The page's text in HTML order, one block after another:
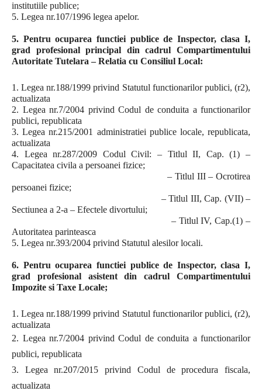
institutiile publice;
5. Legea nr.107/1996 legea apelor.
5. Pentru ocuparea functiei publice de Inspector, clasa I,
grad profesional principal din cadrul Compartimentului
Autoritate Tutelara – Relatia cu Consiliul Local:
1. Legea nr.188/1999 privind Statutul functionarilor publici, (r2),
actualizata
2. Legea nr.7/2004 privind Codul de conduita a functionarilor
publici, republicata
3. Legea nr.215/2001 administratiei publice locale, republicata,
actualizata
4. Legea nr.287/2009 Codul Civil: – Titlul II, Cap. (1) –
Capacitatea civila a persoanei fizice;
– Titlul III – Ocrotirea
persoanei fizice;
– Titlul III, Cap. (VII) –
Sectiunea a 2-a – Efectele divortului;
– Titlul IV, Cap.(1) –
Autoritatea parinteasca
5. Legea nr.393/2004 privind Statutul alesilor locali.
6. Pentru ocuparea functiei publice de Inspector, clasa I,
grad profesional asistent din cadrul Compartimentului
Impozite si Taxe Locale;
1. Legea nr.188/1999 privind Statutul functionarilor publici, (r2),
actualizata
2. Legea nr.7/2004 privind Codul de conduita a functionarilor
publici, republicata
3. Legea nr.207/2015 privind Codul de procedura fiscala,
actualizata